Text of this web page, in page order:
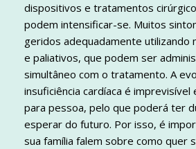
dispositivos e tratamentos
podem intensificar-se. Muitos
geridos adequadamente utilizando
e paliativos, que podem ser
simultâneo com o tratamento. A
insuficiência cardíaca é imprevisível
para pessoa, pelo que poderá ter
esperar do futuro. Por isso, é
sua família falem sobre como quer